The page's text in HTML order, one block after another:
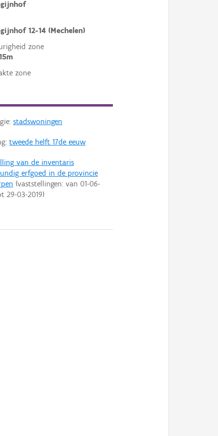
12-14 (Mechelen)
zone
zone
stadswoningen
tweede helft 17de eeuw
van de inventaris
erfgoed in de provincie
(vaststellingen: van 01-06-
29-03-2019)